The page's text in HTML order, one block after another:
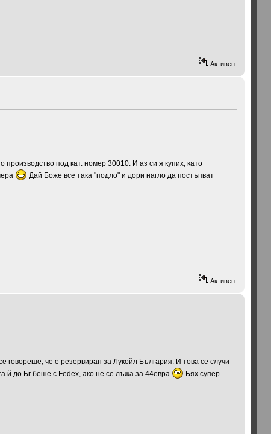
Активен
под кат. номер 30010. И аз си я купих, като
Дай Боже все така "подло" и дори нагло да постъпват
Активен
говореше, че е резервиран за Лукойл България. И това се случи
й до Бг беше с Fedex, ако не се лъжа за 44евра
Бях супер